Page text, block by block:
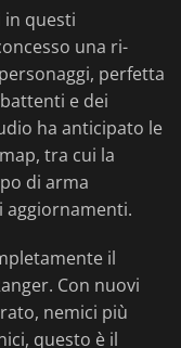
in questi
una ri-
perfetta
e dei
ha anticipato le
tra cui la
di arma
aggiornamenti.
il
Con nuovi
nemici più
questo è il